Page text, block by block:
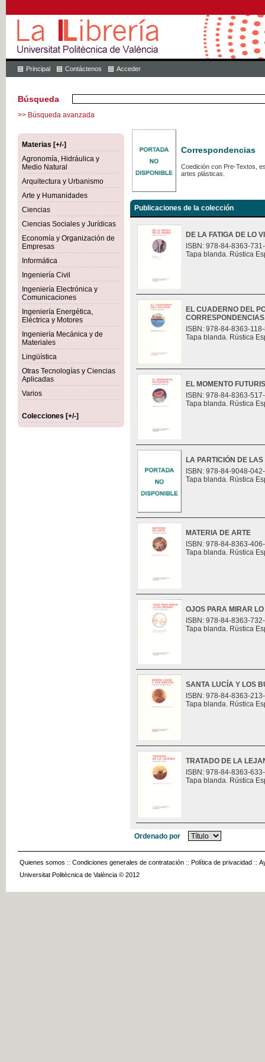
Principal Contáctenos Acceder
Búsqueda
>> Búsqueda avanzada
Materias [+/-]
Agronomía, Hidráulica y
Medio Natural
Arquitectura y Urbanismo
Arte y Humanidades
Ciencias
Ciencias Sociales y Jurídicas
Economía y Organización de
Empresas
Informática
Ingeniería Civil
Ingeniería Electrónica y
Comunicaciones
Ingeniería Energética,
Eléctrica y Motores
Ingeniería Mecánica y de
Materiales
Lingüística
Otras Tecnologías y Ciencias
Aplicadas
Varios
Colecciones [+/-]
Correspondencias
Coedición con Pre-Textos,
artes plásticas.
Publicaciones de la colección
DE LA FATIGA DE LO
ISBN: 978-84-8363-
Tapa blanda. Rústica
EL CUADERNO DEL
ISBN: 978-84-8363-
Tapa blanda. Rústica
EL MOMENTO
ISBN: 978-84-8363-
Tapa blanda. Rústica
LA PARTICIÓN DE
ISBN: 978-84-9048-
Tapa blanda. Rústica
MATERIA DE ARTE
ISBN: 978-84-8363-
Tapa blanda. Rústica
OJOS PARA MIRAR
ISBN: 978-84-8363-
Tapa blanda. Rústica
SANTA LUCÍA Y LOS
ISBN: 978-84-8363-
Tapa blanda. Rústica
TRATADO DE LA
ISBN: 978-84-8363-
Tapa blanda. Rústica
Ordenado por
Quienes somos :: Condiciones generales de contratación :: Política de privacidad ::
Universitat Politècnica de València © 2012